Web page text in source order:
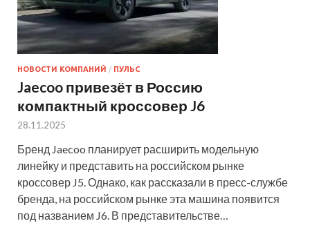
НОВОСТИ КОМПАНИЙ / ПУЛЬС
Jaecoo привезёт в Россию
компактный кроссовер J6
28.11.2025
Бренд Jaecoo планирует расширить модельную
линейку и представить на российском рынке
кроссовер J5. Однако, как рассказали в пресс-службе
бренда, на российском рынке эта машина появится
под названием J6. В представительстве…